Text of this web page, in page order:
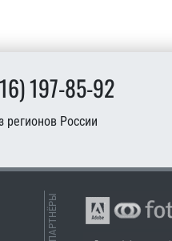
197-85-92
регионов России